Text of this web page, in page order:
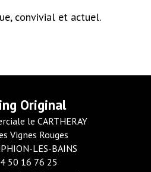
convivial et actuel.
Original
le CARTHERAY
Vignes Rouges
LES-BAINS
50 16 76 25